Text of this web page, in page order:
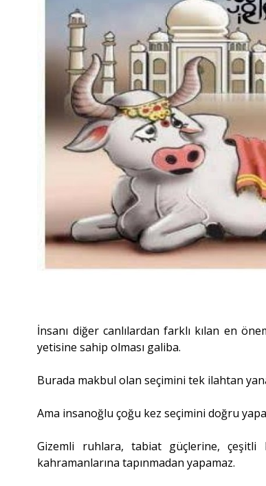
İnsanı diğer canlılardan farklı kılan en
yetisine sahip olması galiba.
Burada makbul olan seçimini tek ilahtan
Ama insanoğlu çoğu kez seçimini doğru
Gizemli ruhlara, tabiat güçlerine, çeşitli
kahramanlarına tapınmadan yapamaz.